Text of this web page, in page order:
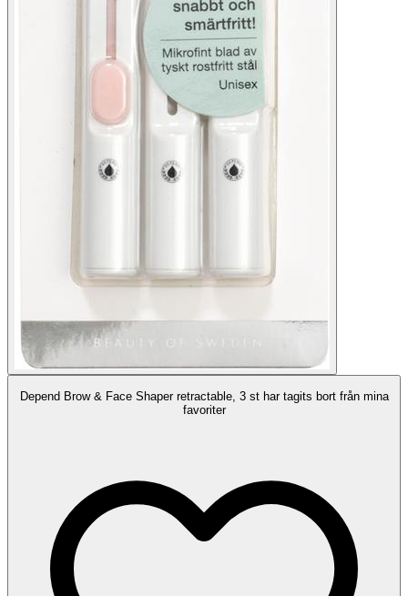
Depend Brow & Face Shaper retractable, 3 st har tagits bort från mina
favoriter